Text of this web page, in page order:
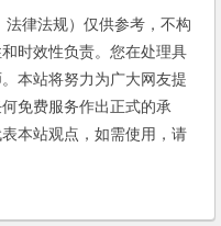
律法规）仅供参考，不构
时效性负责。您在处理具
本站将努力为广大网友提
免费服务作出正式的承
本站观点，如需使用，请